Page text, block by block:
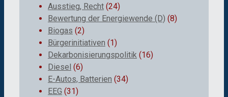
Ausstieg, Recht (24)
Bewertung der Energiewende (D) (8)
Biogas (2)
Bürgerinitiativen (1)
Dekarbonisierungspolitik (16)
Diesel (6)
E-Autos, Batterien (34)
EEG (31)